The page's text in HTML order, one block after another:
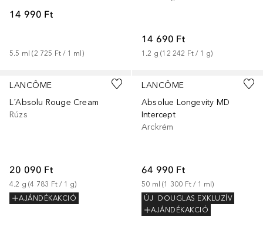
14 990 Ft
5.5 ml (2 725 Ft / 1 ml )
14 690 Ft
1.2 g (12 242 Ft / 1 g)
LANCÔME
L´Absolu Rouge Cream
Rúzs
20 090 Ft
4.2 g (4 783 Ft / 1 g)
AJÁNDÉKAKCIÓ
+17
LANCÔME
Absolue Longevity MD
Intercept
Arckrém
64 990 Ft
50 ml (1 300 Ft / 1 ml)
ÚJ
DOUGLAS EXKLUZÍV
AJÁNDÉKAKCIÓ